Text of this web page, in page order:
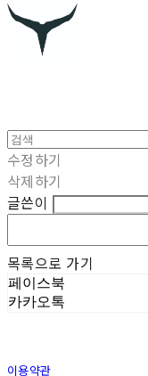
수정하기
삭제하기
글쓴이
목록으로 가기
페이스북
카카오톡
이용약관